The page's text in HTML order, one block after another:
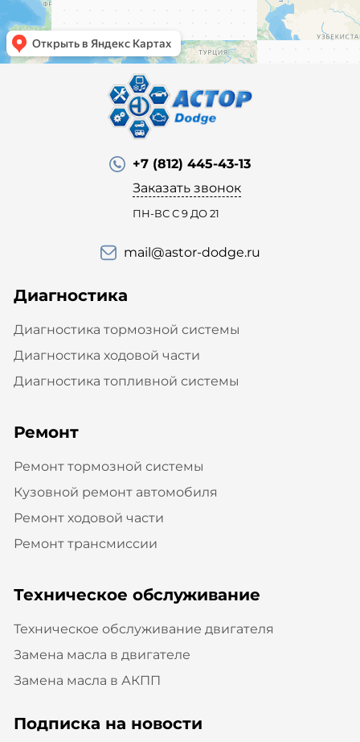
+7 (812) 445-43-13
Заказать звонок
ПН-ВС С 9 ДО 21
mail@astor-dodge.ru
Диагностика
Диагностика тормозной системы
Диагностика ходовой части
Диагностика топливной системы
Ремонт
Ремонт тормозной системы
Кузовной ремонт автомобиля
Ремонт ходовой части
Ремонт трансмиссии
Техническое обслуживание
Техническое обслуживание двигателя
Замена масла в двигателе
Замена масла в АКПП
Подписка на новости